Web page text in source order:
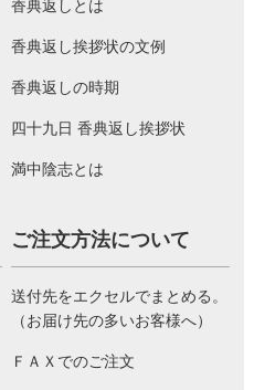
香典返しとは
香典返し挨拶状の文例
香典返しの時期
四十九日 香典返し挨拶状
満中陰志とは
ご注文方法について
送付先をエクセルでまとめる。
（お届け先の多いお客様へ）
ＦＡＸでのご注文